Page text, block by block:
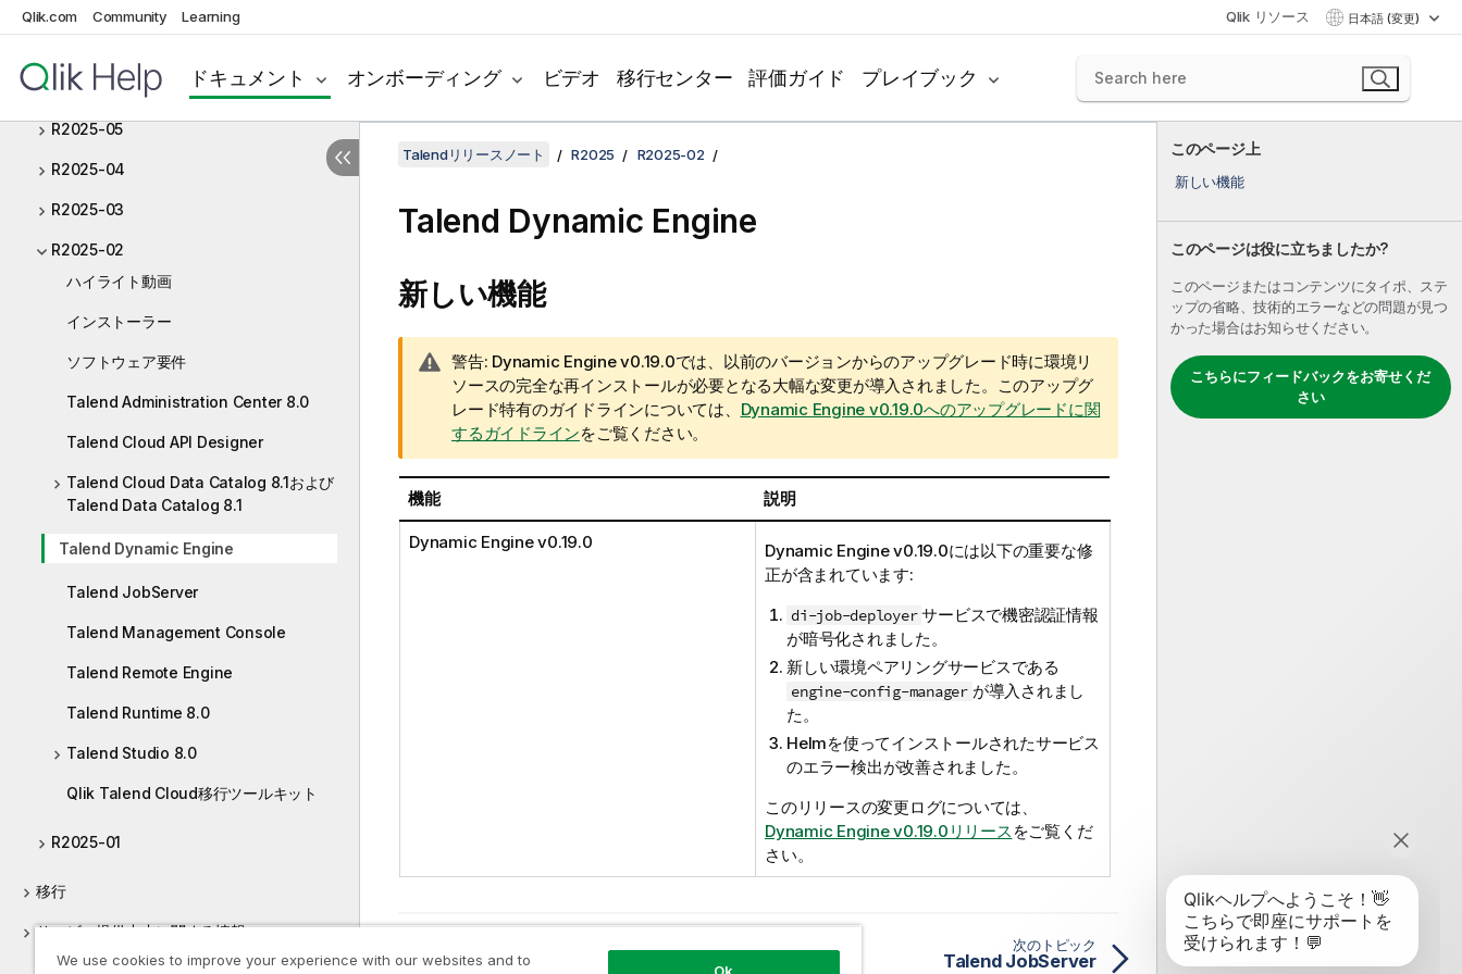
Qlik.com Community Learning Qlik リソース 日本語 (変更)
ドキュメント オンボーディング ビデオ 移行センター 評価ガイド プレイブック
R2025-08
R2025-06
R2025-05
R2025-04
R2025-03
R2025-02
ハイライト動画
インストーラー
ソフトウェア要件
Talend Administration Center 8.0
Talend Cloud API Designer
Talend Cloud Data Catalog 8.1および
Talend Data Catalog 8.1
Talend Dynamic Engine
Talend JobServer
Talend Management Console
Talend Remote Engine
Talend Runtime 8.0
Talend Studio 8.0
Qlik Talend Cloud移行ツールキット
R2025-01
移行
サービス提供中止に関する情報
このページ上
新しい機能
このページは役に立ちましたか?
このページまたはコンテンツにタイポ、ステ
ップの省略、技術的エラーなどの問題が見つ
かった場合はお知らせください。
こちらにフィードバックをお寄せくだ
さい
Talendリリースノート R2025 R2025-02
Talend Dynamic Engine
新しい機能
情
報
メ
モ
警告: Dynamic Enginev0.19.0では、以前のバージョンからのアップグレード時に環境リ
ソースの完全な再インストールが必要となる大幅な変更が導入されました。このアップグ
レード特有のガイドラインについては、 Dynamic Engine v0.19.0へのアップグレードに関
するガイドラインをご覧ください。
機能 説明
Dynamic Enginev0.19.0 Dynamic Enginev0.19.0には以下の重要な修
正が含まれています:
di-job-deployer サービスで機密認証情報
が暗号化されました。
新しい環境ペアリングサービスである
engine-config-manager が導入されまし
た。
Helmを使ってインストールされたサービス
のエラー検出が改善されました。
このリリースの変更ログについては、
Dynamic Engine v0.19.0リリース をご覧くだ
さい。
Talend Cloud Data CatalogブリッジとTalend Data Catalogブリッジ
次のトピック
Talend JobServer
We use cookies to improve your experience with our websites and to